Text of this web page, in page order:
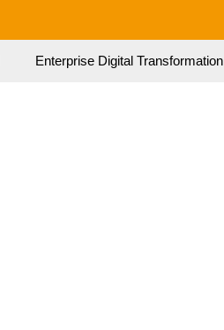
Enterprise Digital Transformation